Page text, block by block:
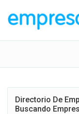
Directorio De
Buscando